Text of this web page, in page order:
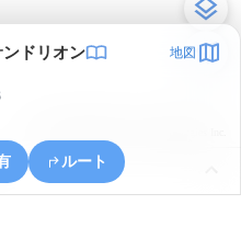
ドリオン 地図
ルート